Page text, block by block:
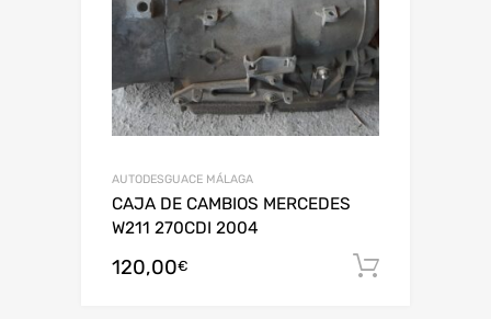
AUTODESGUACE MÁLAGA
CAJA DE CAMBIOS MERCEDES
W211 270CDI 2004
120,00€